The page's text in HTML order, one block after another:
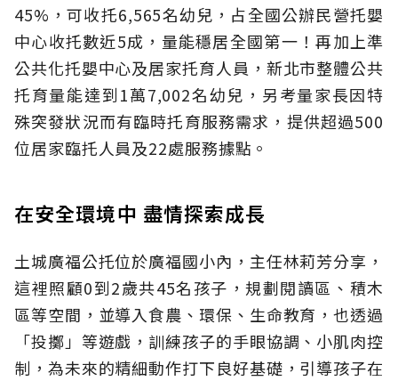
45%，可收托6,565名幼兒，占全國公辦民營托嬰
中心收托數近5成，量能穩居全國第一！再加上準
公共化托嬰中心及居家托育人員，新北市整體公共
托育量能達到1萬7,002名幼兒，另考量家長因特
殊突發狀況而有臨時托育服務需求，提供超過500
位居家臨托人員及22處服務據點。
在安全環境中 盡情探索成長
土城廣福公托位於廣福國小內，主任林莉芳分享，
這裡照顧0到2歲共45名孩子，規劃閱讀區、積木
區等空間，並導入食農、環保、生命教育，也透過
「投擲」等遊戲，訓練孩子的手眼協調、小肌肉控
制，為未來的精細動作打下良好基礎，引導孩子在